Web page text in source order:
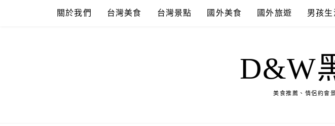
關於我們 台灣美食 台灣景點 國外美食 國外旅遊 男孩生
D&W
美食推薦、情侶約會